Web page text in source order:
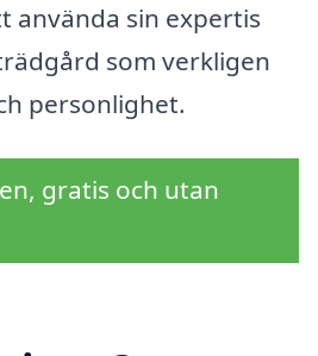
använda sin expertis
som verkligen
personlighet.
gratis och utan